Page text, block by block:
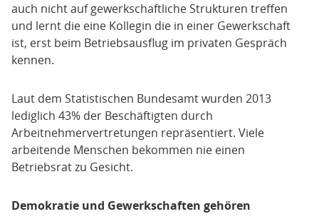
auch nicht auf gewerkschaftliche Strukturen treffen
und lernt die eine Kollegin die in einer Gewerkschaft
ist, erst beim Betriebsausflug im privaten Gespräch
kennen.
Laut dem Statistischen Bundesamt wurden 2013
lediglich 43% der Beschäftigten durch
Arbeitnehmervertretungen repräsentiert. Viele
arbeitende Menschen bekommen nie einen
Betriebsrat zu Gesicht.
Demokratie und Gewerkschaften gehören